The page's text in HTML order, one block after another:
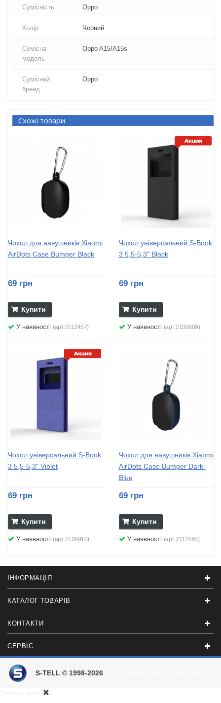
Сумісність Oppo
Колір Чорний
Сумісна
модель
Oppo A15/A15s
Сумісний
бренд
Oppo
Схожі товари
Чохол для навушників Xiaomi
AirDots Case Bumper Black
69 грн
Купити
У наявності (арт:2112457)
Чохол універсальний S-Book
3 5,5-5,3" Black
69 грн
Купити
У наявності (арт:2108909)
Чохол універсальний S-Book
3 5,5-5,3" Violet
69 грн
Купити
У наявності (арт:2108910)
Чохол для навушників Xiaomi
AirDots Case Bumper Dark-
Blue
69 грн
Купити
У наявності (арт:2112460)
ІНФОРМАЦІЯ
КАТАЛОГ ТОВАРІВ
КОНТАКТИ
СЕРВІС
S-TELL © 1998-2026